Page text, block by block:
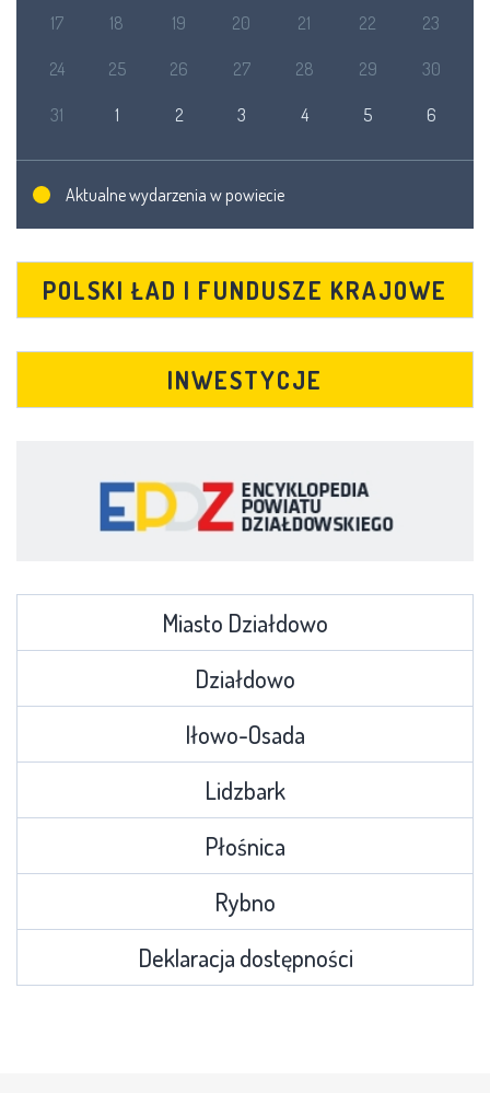
17 18 19 20 21 22 23
24 25 26 27 28 29 30
31 1 2 3 4 5 6
Aktualne wydarzenia w powiecie
POLSKI ŁAD I FUNDUSZE KRAJOWE
INWESTYCJE
Miasto Działdowo
Działdowo
Iłowo-Osada
Lidzbark
Płośnica
Rybno
Deklaracja dostępności